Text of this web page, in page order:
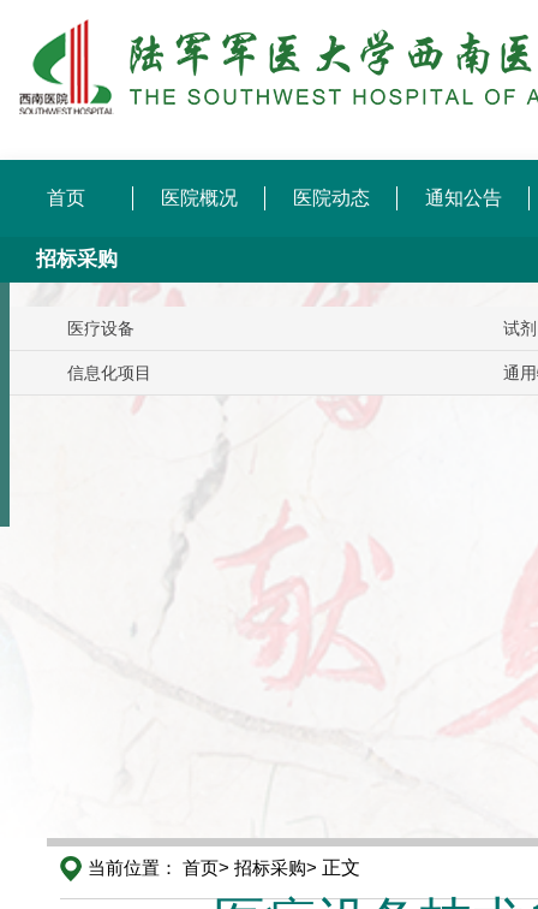
首页 医院概况 医院动态 通知公告
招标采购
医疗设备 试剂
信息化项目 通
当前位置： 首页> 招标采购> 正文